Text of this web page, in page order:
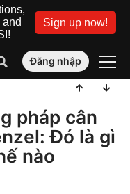
Sign up now!
Đăng nhập
pháp cân
Đó là gì
nào